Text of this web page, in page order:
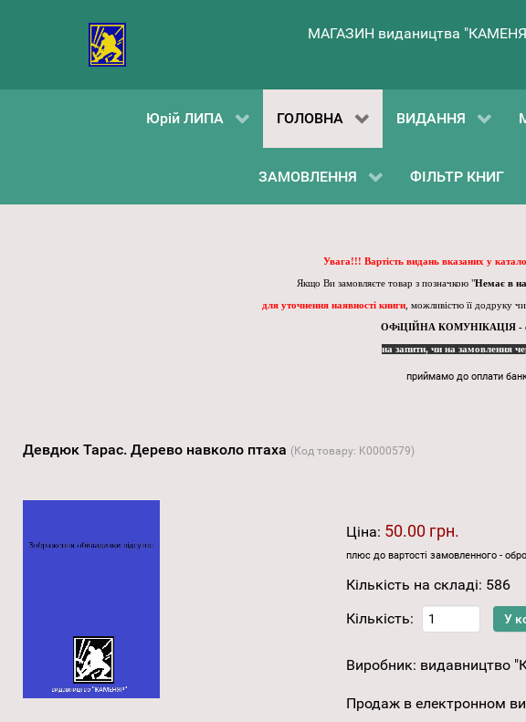
МАГАЗИН видаництва
Юрій ЛИПА ГОЛОВНА ВИДАННЯ
ЗАМОВЛЕННЯ ФІЛЬТР КНИГ
Увага!!! Вартість видань вказаних у
Якщо Ви замовляєте товар з позначкою "Немає в
для уточнення наявності книги, можливістю її додруку чи
ОФіЦІЙНА КОМУНІКАЦІЯ -
на запити, чи на замовлення
приймамо до оплати
Девдюк Тарас. Дерево навколо птаха (Код товару: K0000579)
Ціна: 50.00 грн.
плюс до вартості замовленного -
Кількість на складі: 586
Кількість:
Виробник: видавництво
Продаж в електронном